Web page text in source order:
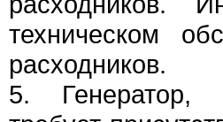
техническом
расходников.
5. Генератор,